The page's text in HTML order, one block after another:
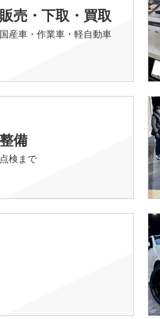
売・下取・買取
産車・作業車・軽自動車
備
検まで